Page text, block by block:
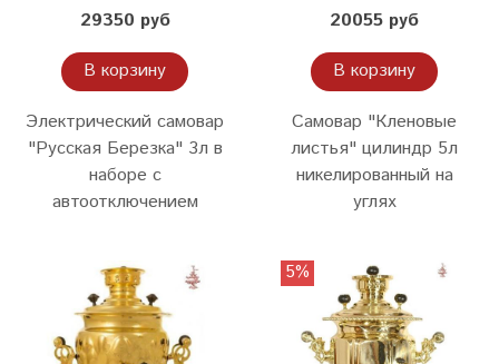
29350 руб
В корзину
Электрический самовар
"Русская Березка" 3л в
наборе с
автоотключением
20055 руб
В корзину
Самовар "Кленовые
листья" цилиндр 5л
никелированный на
углях
5%